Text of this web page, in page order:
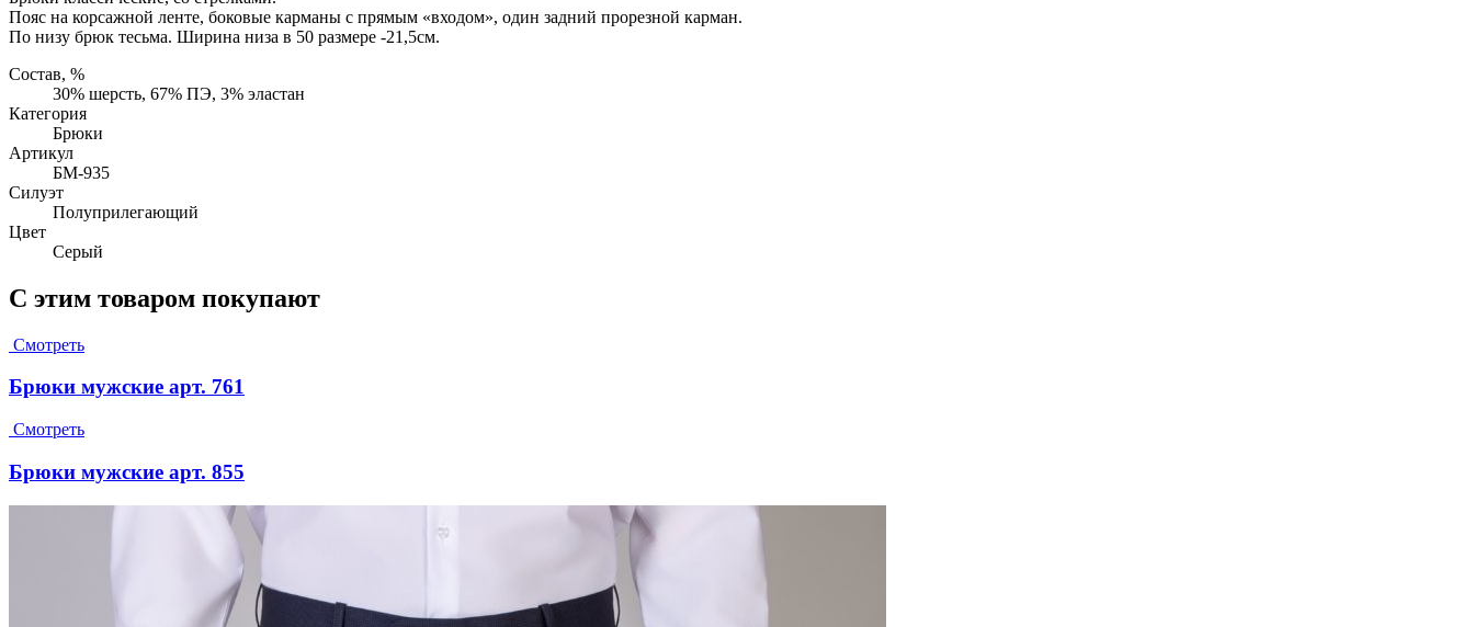
Пояс на корсажной ленте, боковые карманы с прямым «входом», один задний прорезной карман.
По низу брюк тесьма. Ширина низа в 50 размере -21,5см.
Состав, %
30% шерсть, 67% ПЭ, 3% эластан
Категория
Брюки
Артикул
БМ-935
Силуэт
Полуприлегающий
Цвет
Серый
С этим товаром покупают
Смотреть
Брюки мужские арт. 761
Смотреть
Брюки мужские арт. 855